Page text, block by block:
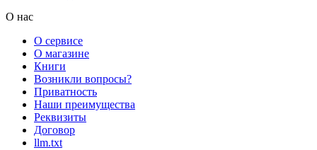
О нас
О сервисе
О магазине
Книги
Возникли вопросы?
Приватность
Наши преимущества
Реквизиты
Договор
llm.txt